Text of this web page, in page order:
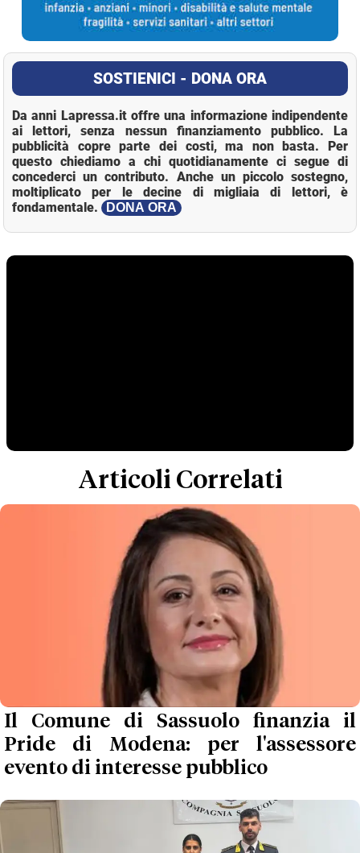
SOSTIENICI - DONA ORA
Da anni Lapressa.it offre una informazione indipendente
ai lettori, senza nessun finanziamento pubblico. La
pubblicità copre parte dei costi, ma non basta. Per
questo chiediamo a chi quotidianamente ci segue di
concederci un contributo. Anche un piccolo sostegno,
moltiplicato per le decine di migliaia di lettori, è
fondamentale.
DONA ORA
Articoli Correlati
Il Comune di Sassuolo finanzia il
Pride di Modena: per l'assessore
evento di interesse pubblico